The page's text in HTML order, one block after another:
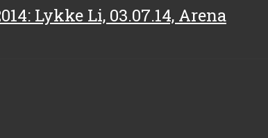
Lykke Li, 03.07.14, Arena